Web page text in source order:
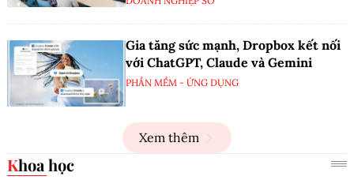
Gia tăng sức mạnh, Dropbox kết nối
với ChatGPT, Claude và Gemini
PHẦN MỀM - ỨNG DỤNG
Xem thêm
Khoa học